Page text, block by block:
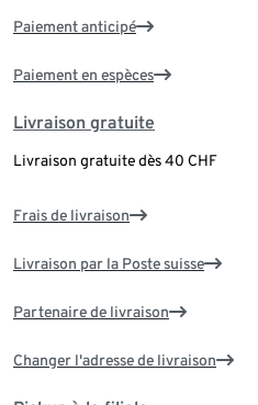
Paiement anticipé
Paiement en espèces
Livraison gratuite
Livraison gratuite dès 40 CHF
Frais de livraison
Livraison par la Poste suisse
Partenaire de livraison
Changer l'adresse de livraison